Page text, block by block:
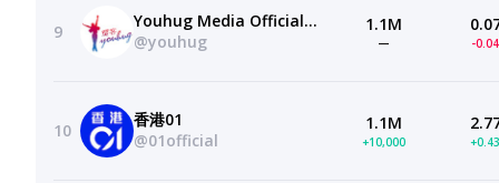
9
Youhug Media Official Channel 耀客文化官方频道
@youhug
1.1M
— -
10
香港01
@01official
1.1M
+10,000